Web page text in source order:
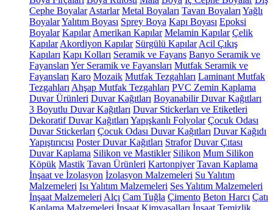
Cephe Boyalar Astarlar Metal Boyaları Tavan Boyaları Yağlı
BoyalarYalıtım Boyası Sprey Boya Kapı Boyası Epoksi
Boyalar Kapılar Amerikan Kapılar Melamin Kapılar Çelik
Kapılar Akordiyon Kapılar Sürgülü Kapılar Acil Çıkış
Kapıları Kapı Kolları Seramik ve Fayans Banyo Seramik ve
Fayansları Yer Seramik ve Fayansları Mutfak Seramik ve
Fayansları Karo Mozaik Mutfak Tezgahları Laminant Mutfak
Tezgahları Ahşap Mutfak Tezgahları PVC Zemin Kaplama
Duvar Ürünleri Duvar Kağıtları Boyanabilir Duvar Kağıtları
3 Boyutlu Duvar Kağıtları Duvar Stickerları ve Etiketleri
Dekoratif Duvar Kağıtları Yapışkanlı Folyolar Çocuk Odası
Duvar Stickerları Çocuk Odası Duvar Kağıtları Duvar Kağıdı
Yapıştırıcısı Poster Duvar Kağıtları Strafor Duvar Çıtası
Duvar Kaplama Silikon ve Mastikler Silikon Mum Silikon
Köpük Mastik Tavan Ürünleri Kartonpiyer Tavan Kaplama
İnşaat ve İzolasyon İzolasyon Malzemeleri Su Yalıtım
Malzemeleri Isı Yalıtım Malzemeleri Ses Yalıtım Malzemeleri
İnşaat Malzemeleri Alçı Cam Tuğla Çimento Beton Harcı Çatı
Kaplama Malzemeleri İnşaat Kimyasalları İnşaat Temizlik